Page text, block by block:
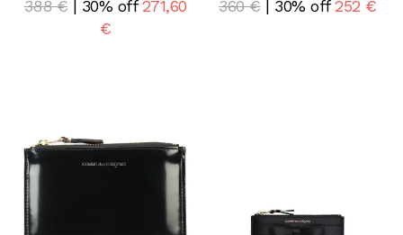
388 € | 30% off 271,60
€
360 €| 30% off 252 €